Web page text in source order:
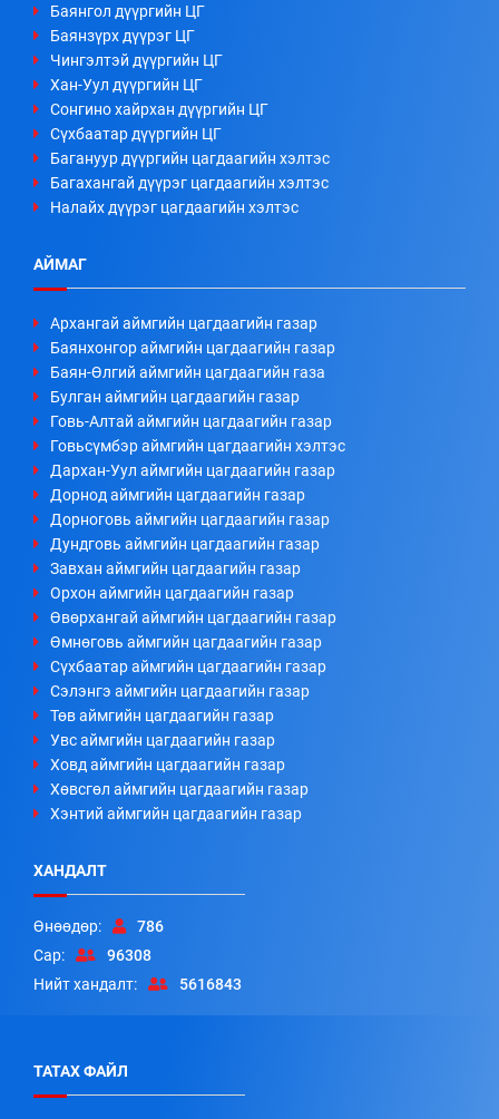
Баянгол дүүргийн ЦГ
Баянзүрх дүүрэг ЦГ
Чингэлтэй дүүргийн ЦГ
Хан-Уул дүүргийн ЦГ
Сонгино хайрхан дүүргийн ЦГ
Сүхбаатар дүүргийн ЦГ
Багануур дүүргийн цагдаагийн хэлтэс
Багахангай дүүрэг цагдаагийн хэлтэс
Налайх дүүрэг цагдаагийн хэлтэс
АЙМАГ
Архангай аймгийн цагдаагийн газар
Баянхонгор аймгийн цагдаагийн газар
Баян-Өлгий аймгийн цагдаагийн газа
Булган аймгийн цагдаагийн газар
Говь-Алтай аймгийн цагдаагийн газар
Говьсүмбэр аймгийн цагдаагийн хэлтэс
Дархан-Уул аймгийн цагдаагийн газар
Дорнод аймгийн цагдаагийн газар
Дорноговь аймгийн цагдаагийн газар
Дундговь аймгийн цагдаагийн газар
Завхан аймгийн цагдаагийн газар
Орхон аймгийн цагдаагийн газар
Өвөрхангай аймгийн цагдаагийн газар
Өмнөговь аймгийн цагдаагийн газар
Сүхбаатар аймгийн цагдаагийн газар
Сэлэнгэ аймгийн цагдаагийн газар
Төв аймгийн цагдаагийн газар
Увс аймгийн цагдаагийн газар
Ховд аймгийн цагдаагийн газар
Хөвсгөл аймгийн цагдаагийн газар
Хэнтий аймгийн цагдаагийн газар
ХАНДАЛТ
Өнөөдөр:
786
Сар:
96308
Нийт хандалт:
5616843
ТАТАХ ФАЙЛ